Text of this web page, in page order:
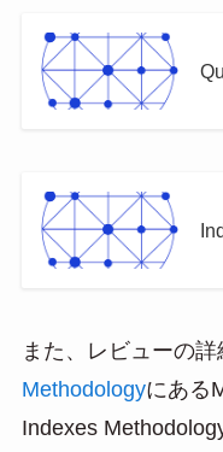
また、レビューの詳
Methodologyにある
Indexes